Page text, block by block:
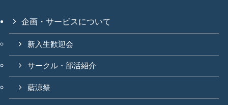
企画・サービスについて
新入生歓迎会
サークル・部活紹介
藍涼祭